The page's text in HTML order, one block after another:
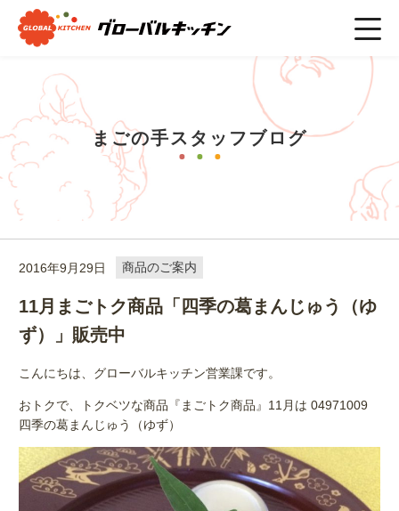
ホーム>まごの手スタッフブログ>商品のご案内
11月まごト
ク商品「四季の葛まんじゅう（ゆず）」販売中
まごの手スタッフブログ
2016年9月29日 商品のご案内
11月まごトク商品「四季の葛まんじゅう（ゆ
ず）」販売中
こんにちは、グローバルキッチン営業課です。
おトクで、トクベツな商品『まごトク商品』11月は 04971009
四季の葛まんじゅう（ゆず）